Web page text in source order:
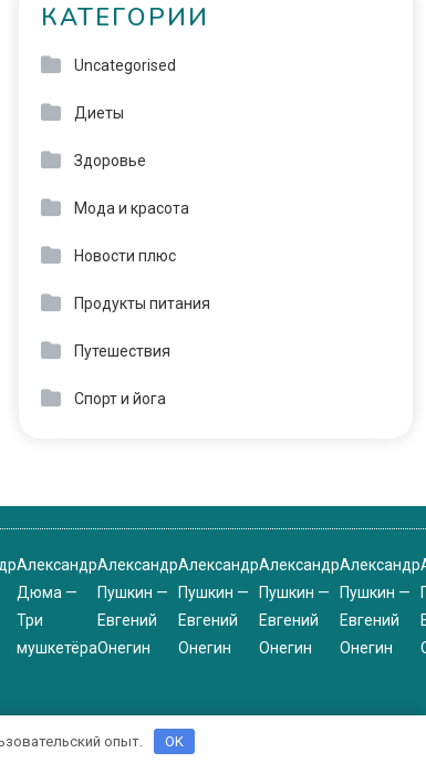
КАТЕГОРИИ
Uncategorised
Диеты
Здоровье
Мода и красота
Новости плюс
Продукты питания
Путешествия
Спорт и йога
Александр
Дюма —
Три
мушкетёра
Александр
Пушкин —
Евгений
Онегин
Александр
Пушкин —
Евгений
Онегин
Александр
Пушкин —
Евгений
Онегин
Александр
Пушкин —
Евгений
Онегин
опыт. OK